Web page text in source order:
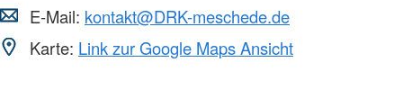
E-Mail: kontakt@DRK-meschede.de
Karte: Link zur Google Maps Ansicht